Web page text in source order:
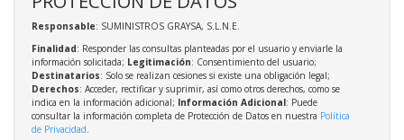
Responsable: SUMINISTROS GRAYSA, S.L.N.E.
Finalidad: Responder las consultas planteadas por el usuario y enviarle la
información solicitada; Legitimación: Consentimiento del usuario;
Destinatarios: Solo se realizan cesiones si existe una obligación legal;
Derechos: Acceder, rectificar y suprimir, así como otros derechos, como se
indica en la información adicional; Información Adicional: Puede
consultar la información completa de Protección de Datos en nuestra Política
de Privacidad